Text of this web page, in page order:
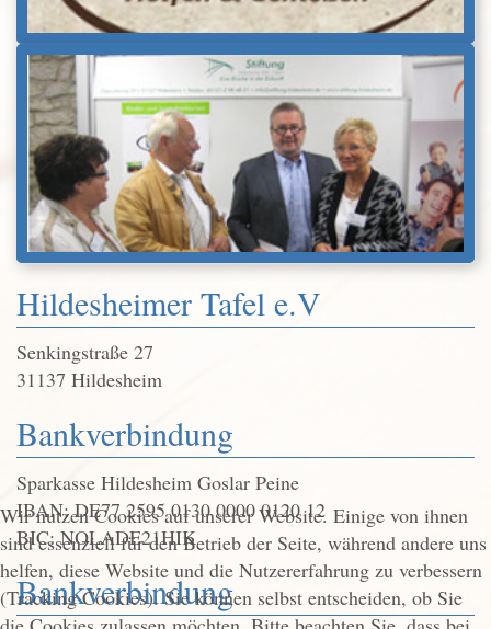
Hildesheimer Tafel e.V
Senkingstraße 27
31137 Hildesheim
Bankverbindung
Sparkasse Hildesheim Goslar Peine
IBAN: DE77 2595 0130 0000 0120 12
BIC: NOLADE21HIK
Bankverbindung
Wir nutzen Cookies auf unserer Website. Einige von ihnen
sind essenziell für den Betrieb der Seite, während andere uns
helfen, diese Website und die Nutzererfahrung zu verbessern
(Tracking Cookies). Sie können selbst entscheiden, ob Sie